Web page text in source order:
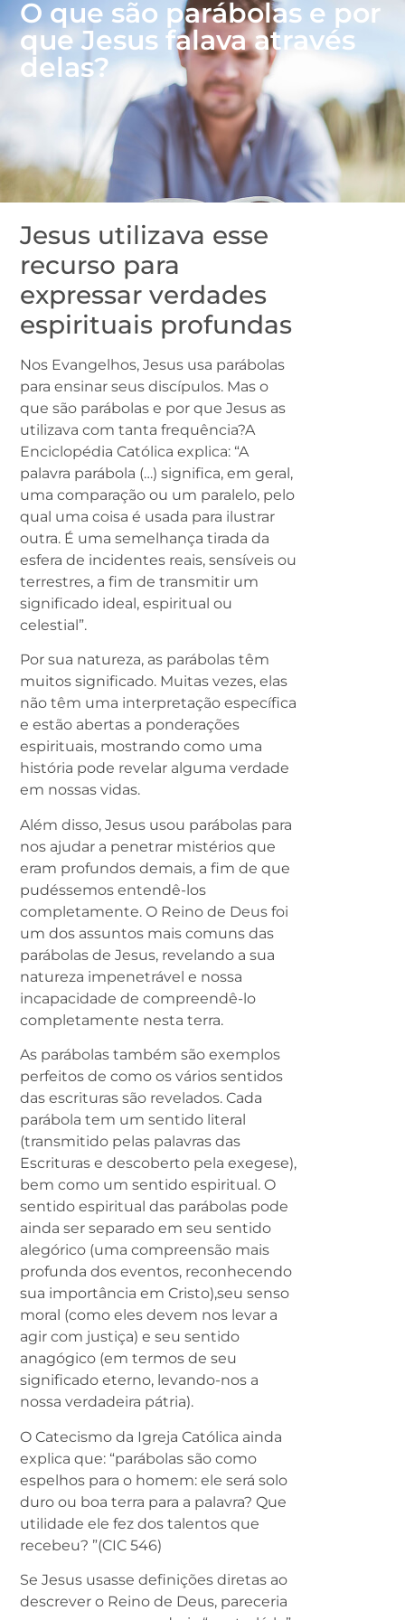
O que são parábolas e por
que Jesus falava através
delas?
Jesus utilizava esse
recurso para
expressar verdades
espirituais profundas
Nos Evangelhos, Jesus usa parábolas
para ensinar seus discípulos. Mas o
que são parábolas e por que Jesus as
utilizava com tanta frequência?A
Enciclopédia Católica explica: “A
palavra parábola (…) significa, em geral,
uma comparação ou um paralelo, pelo
qual uma coisa é usada para ilustrar
outra. É uma semelhança tirada da
esfera de incidentes reais, sensíveis ou
terrestres, a fim de transmitir um
significado ideal, espiritual ou
celestial”.
Por sua natureza, as parábolas têm
muitos significado. Muitas vezes, elas
não têm uma interpretação específica
e estão abertas a ponderações
espirituais, mostrando como uma
história pode revelar alguma verdade
em nossas vidas.
Além disso, Jesus usou parábolas para
nos ajudar a penetrar mistérios que
eram profundos demais, a fim de que
pudéssemos entendê-los
completamente. O Reino de Deus foi
um dos assuntos mais comuns das
parábolas de Jesus, revelando a sua
natureza impenetrável e nossa
incapacidade de compreendê-lo
completamente nesta terra.
As parábolas também são exemplos
perfeitos de como os vários sentidos
das escrituras são revelados. Cada
parábola tem um sentido literal
(transmitido pelas palavras das
Escrituras e descoberto pela exegese),
bem como um sentido espiritual. O
sentido espiritual das parábolas pode
ainda ser separado em seu sentido
alegórico (uma compreensão mais
profunda dos eventos, reconhecendo
sua importância em Cristo),seu senso
moral (como eles devem nos levar a
agir com justiça) e seu sentido
anagógico (em termos de seu
significado eterno, levando-nos a
nossa verdadeira pátria).
O Catecismo da Igreja Católica ainda
explica que: “parábolas são como
espelhos para o homem: ele será solo
duro ou boa terra para a palavra? Que
utilidade ele fez dos talentos que
recebeu? ”(CIC 546)
Se Jesus usasse definições diretas ao
descrever o Reino de Deus, pareceria